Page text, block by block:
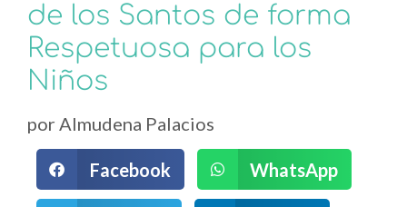
de los Santos de forma
Respetuosa para los
Niños
por Almudena Palacios
Facebook WhatsApp